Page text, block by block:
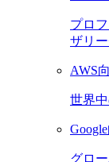
プロ
ザリ
AWS
世界
グロ